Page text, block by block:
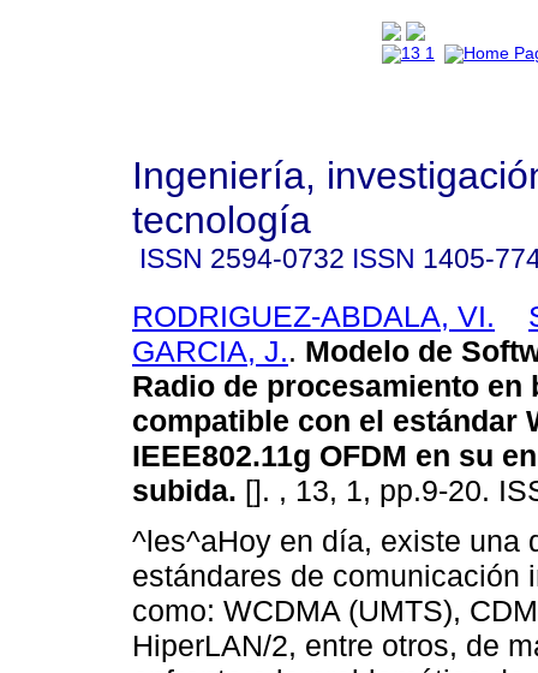
Ingeniería,
tecnología
ISSN 2594-0732 ISSN 1405-
RODRIGUEZ-ABDALA, VI.
GARCIA, J.. Modelo de
Radio de procesamiento en
compatible con el estándar
IEEE802.11g OFDM en su
subida. []. , 13, 1, pp.9-20.
^les^aHoy en día, existe una
estándares de comunicación
como: WCDMA (UMTS),
HiperLAN/2, entre otros, de